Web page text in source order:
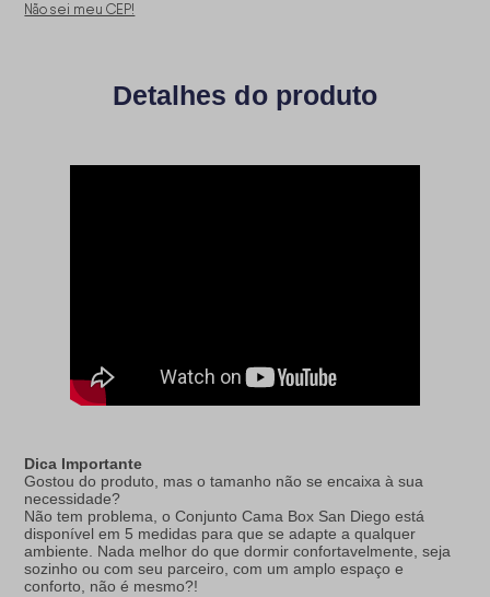
Não sei meu CEP!
Detalhes do produto
Dica Importante
Gostou do produto, mas o tamanho não se encaixa à sua
necessidade?
Não tem problema, o Conjunto Cama Box San Diego está
disponível em 5 medidas para que se adapte a qualquer
ambiente. Nada melhor do que dormir confortavelmente, seja
sozinho ou com seu parceiro, com um amplo espaço e
conforto, não é mesmo?!